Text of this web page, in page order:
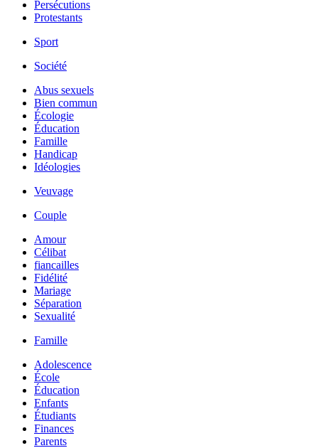
Persécutions
Protestants
Sport
Société
Abus sexuels
Bien commun
Écologie
Éducation
Famille
Handicap
Idéologies
Veuvage
Couple
Amour
Célibat
fiancailles
Fidélité
Mariage
Séparation
Sexualité
Famille
Adolescence
École
Éducation
Enfants
Étudiants
Finances
Parents